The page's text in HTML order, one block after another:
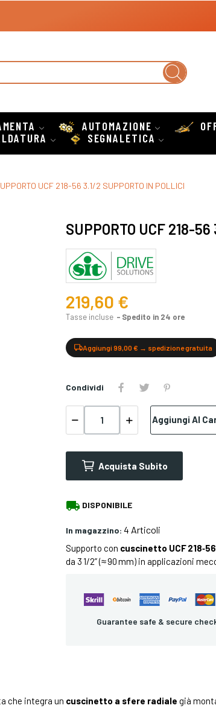
AUTOMAZIONE
SEGNALETICA
UCF 218-56 3.1/2 SUPPORTO IN POLLICI
SUPPORTO UCF 218-
219,60 €
Tasse incluse Spedito in 24 ore
Aggiungi 99,00 € → spedizione gratuita
Condividi
Aggiungi Al
Acquista Subito
local_shipping DISPONIBILE
In magazzino: 4 Articoli
Supporto con cuscinetto UCF 218‑56
da 3 1/2” (≈ 90 mm) in applicazioni
Guarantee safe & secure
che integra un cuscinetto a sfere radiale già